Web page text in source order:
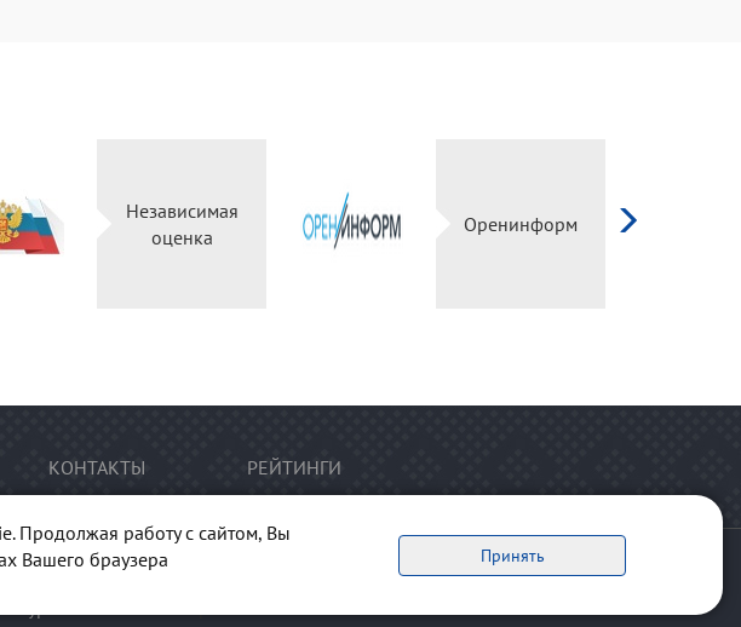
Независимая
оценка
Оренинформ
Продолжая работу с сайтом, Вы
Вашего браузера
Принять
КОНТАКТЫ РЕЙТИНГИ
на первоисточник обязательна.